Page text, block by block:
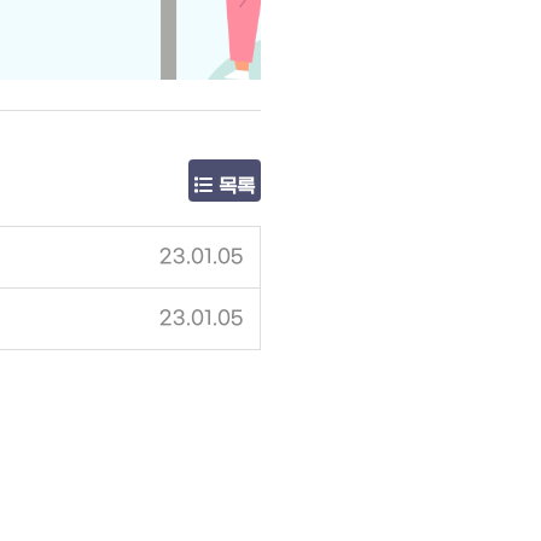
목록
23.01.05
23.01.05